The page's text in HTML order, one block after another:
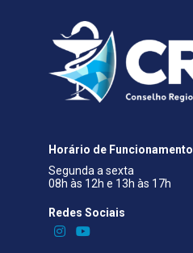
Horário de Funcionamento
Segunda a sexta
08h às 12h e 13h às 17h
Redes Sociais​